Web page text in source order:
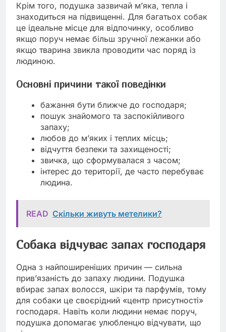
Крім того, подушка зазвичай м’яка, тепла і
знаходиться на підвищенні. Для багатьох собак
це ідеальне місце для відпочинку, особливо
якщо поруч немає більш зручної лежанки або
якщо тварина звикла проводити час поряд із
людиною.
Основні причини такої поведінки
бажання бути ближче до господаря;
пошук знайомого та заспокійливого
запаху;
любов до м’яких і теплих місць;
відчуття безпеки та захищеності;
звичка, що сформувалася з часом;
інтерес до території, де часто перебуває
людина.
READ Скільки живуть метелики?
Собака відчуває запах господаря
Одна з найпоширеніших причин — сильна
прив’язаність до запаху людини. Подушка
вбирає запах волосся, шкіри та парфумів, тому
для собаки це своєрідний «центр присутності»
господаря. Навіть коли людини немає поруч,
подушка допомагає улюбленцю відчувати, що